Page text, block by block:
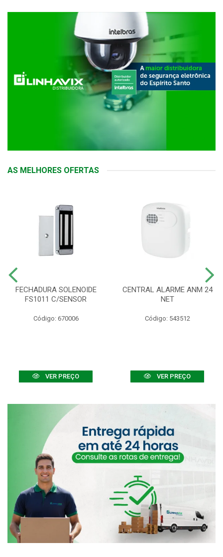
AS MELHORES OFERTAS
FECHADURA SOLENOIDE
FS1011 C/SENSOR
Código: 670006
VER PREÇO
CENTRAL ALARME ANM 24
NET
Código: 543512
VER PREÇO